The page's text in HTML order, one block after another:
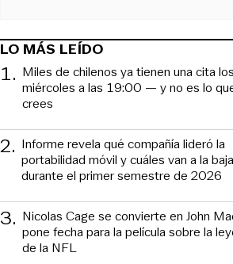
LO MÁS LEÍDO
1. Miles de chilenos ya tienen una cita los
miércoles a las 19:00 — y no es lo
crees
2. Informe revela qué compañía lideró la
portabilidad móvil y cuáles van a la baja
durante el primer semestre de 2026
3. Nicolas Cage se convierte en John
pone fecha para la película sobre la
de la NFL